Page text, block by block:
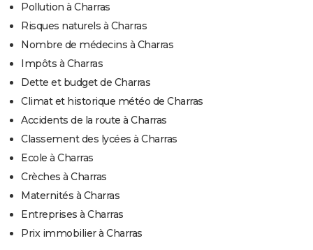
Pollution à Charras
Risques naturels à Charras
Nombre de médecins à Charras
Impôts à Charras
Dette et budget de Charras
Climat et historique météo de Charras
Accidents de la route à Charras
Classement des lycées à Charras
Ecole à Charras
Crèches à Charras
Maternités à Charras
Entreprises à Charras
Prix immobilier à Charras